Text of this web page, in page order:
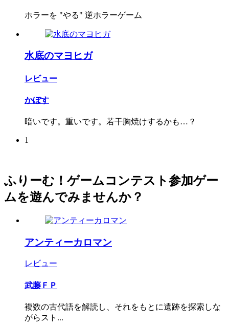
ホラーを "やる" 逆ホラーゲーム
水底のマヨヒガ
レビュー
かぼす
暗いです。重いです。若干胸焼けするかも…？
1
ふりーむ！ゲームコンテスト参加ゲー
ムを遊んでみませんか？
アンティーカロマン
レビュー
武藤ＦＰ
複数の古代語を解読し、それをもとに遺跡を探索しな
がらスト...